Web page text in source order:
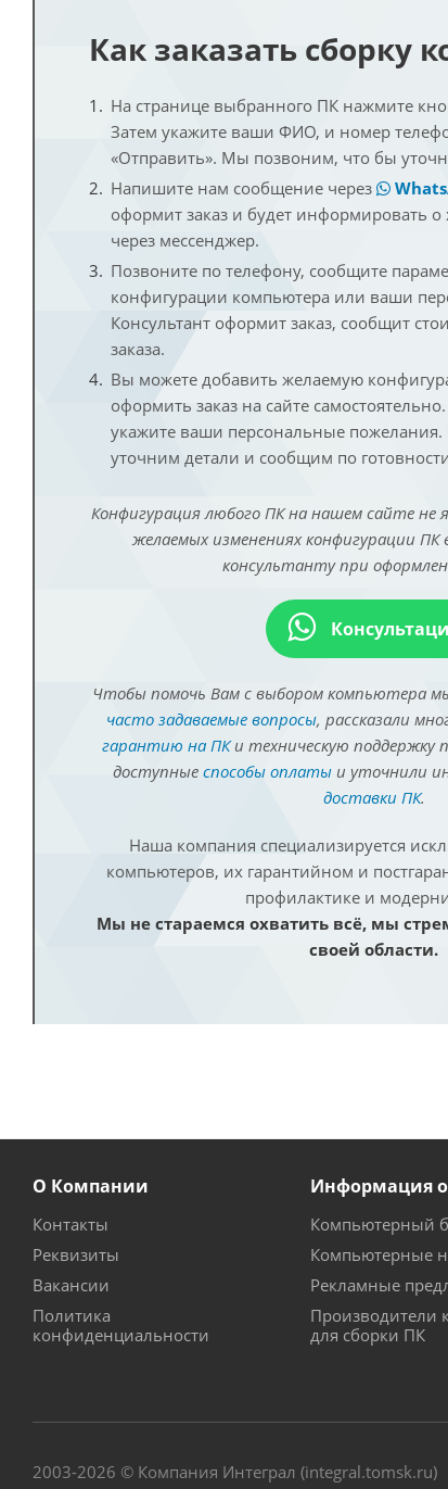
Как заказать сборку
На странице выбранного ПК нажмите
Затем укажите ваши ФИО, и номер
«Отправить». Мы позвоним, что бы
Напишите нам сообщение через
оформит заказ и будет информировать о
через мессенджер.
Позвоните по телефону, сообщите
конфигурации компьютера или ваши
Консультант оформит заказ, сообщит
заказа.
Вы можете добавить желаемую
оформить заказ на сайте
укажите ваши персональные
уточним детали и сообщим по
Конфигурация любого ПК на нашем сайте не
желаемых изменениях конфигурации
консультанту при
Чтобы помочь Вам с выбором компьютера
часто задаваемые вопросы, рассказали
гарантию на ПКи техническую поддержку
доступные способы оплатыи уточнили
доставки ПК.
Наша компания специализируется
компьютеров, их гарантийном и
профилактике и
Мы не стараемся охватить всё, мы
своей области.
О Компании
Контакты
Реквизиты
Вакансии
Политика
конфиденциальности
Информация о
Компьютерный
Компьютерные
Рекламные
Производители
для сборки ПК
2003-2026 © Компания Интеграл (integral.tomsk.ru)